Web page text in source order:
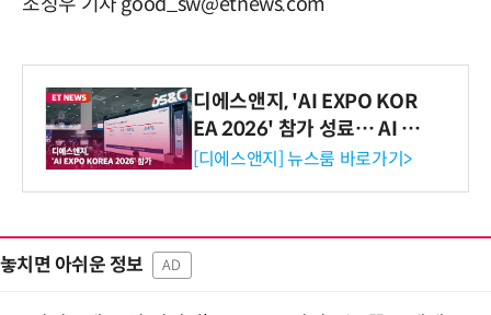
디에스앤지, 'AI EXPO KOR
EA 2026' 참가 성료… AI 전
생애주기 아우르는 통합 솔루
[디에스앤지] 뉴스룸 바로가기>
놓치면 아쉬운 정보 AD